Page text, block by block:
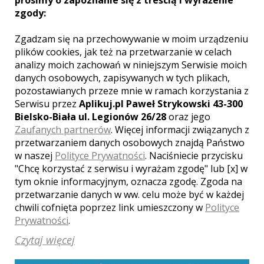
ZESPÓŁ!!!.Jeszcze raz bardzo
Pozdrawiamy ;)
PAULINA&RAFAŁ
Paulina Rafał, ślub:2013-08-10
Fotografie rewelacyjne, wysoka
jakosc, pomyslowe. Fotograf
bardzo sympatyczny i
profesionalny. Swietna
atmosfera, na luzie, wszyscy w
obiektywie wygladali zupelnie
naturalnie, tak jak byc powinno!
Zadnych sztucznych min. Jesli
mialabym jescze raz skorzystac
z uslug fotografa, to na pewno
bedzie to pan Piotr!
Fardella
zgody:
Zgadzam się na przechowywanie w moim urządzeniu
plików cookies, jak też na przetwarzanie w celach
analizy moich zachowań w niniejszym Serwisie moich
danych osobowych, zapisywanych w tych plikach,
pozostawianych przeze mnie w ramach korzystania z
Serwisu przez Aplikuj.pl Paweł Strykowski 43-300
Bielsko-Biała ul. Legionów 26/28oraz jego
Zaufanych partnerów. Więcej informacji związanych z
przetwarzaniem danych osobowych znajdą Państwo
w naszej Polityce Prywatności. Naciśniecie przycisku
"Chcę korzystać z serwisu i wyrażam zgodę" lub [x] w
tym oknie informacyjnym, oznacza zgodę. Zgoda na
przetwarzanie danych w ww. celu może być w każdej
chwili cofnięta poprzez link umieszczony w Polityce
Prywatności.
Czytaj więcej